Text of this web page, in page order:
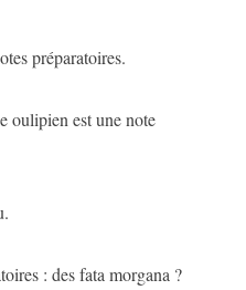
préparatoires.
oulipien est une note
: des fata morgana ?